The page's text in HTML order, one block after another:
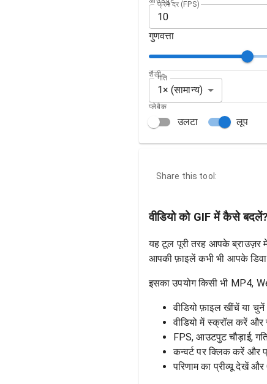
फ्रेम दर (FPS)
गुणवत्ता
शैलीगति
1× (सामान्य)
प्लेबैक
उलटा लूप
Share this tool:
वीडियो को GIF में कैसे बदलें?
यह टूल पूरी तरह आपके ब्राउज़र
आपकी फ़ाइलें कभी भी आपके
इसका उपयोग किसी भी MP4,
वीडियो फ़ाइल खींचें या चुनें
वीडियो में स्क्रॉल करें
FPS, आउटपुट चौड़ाई,
कन्वर्ट पर क्लिक करें और
परिणाम का प्रीव्यू देखें